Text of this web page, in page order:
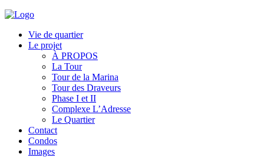
Vie de quartier
Le projet
À PROPOS
La Tour
Tour de la Marina
Tour des Draveurs
Phase I et II
Complexe L’Adresse
Le Quartier
Contact
Condos
Images